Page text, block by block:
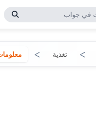
تغذية